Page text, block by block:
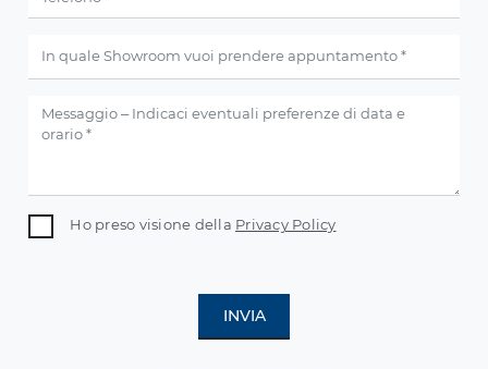
Ho preso visione della Privacy Policy
INVIA